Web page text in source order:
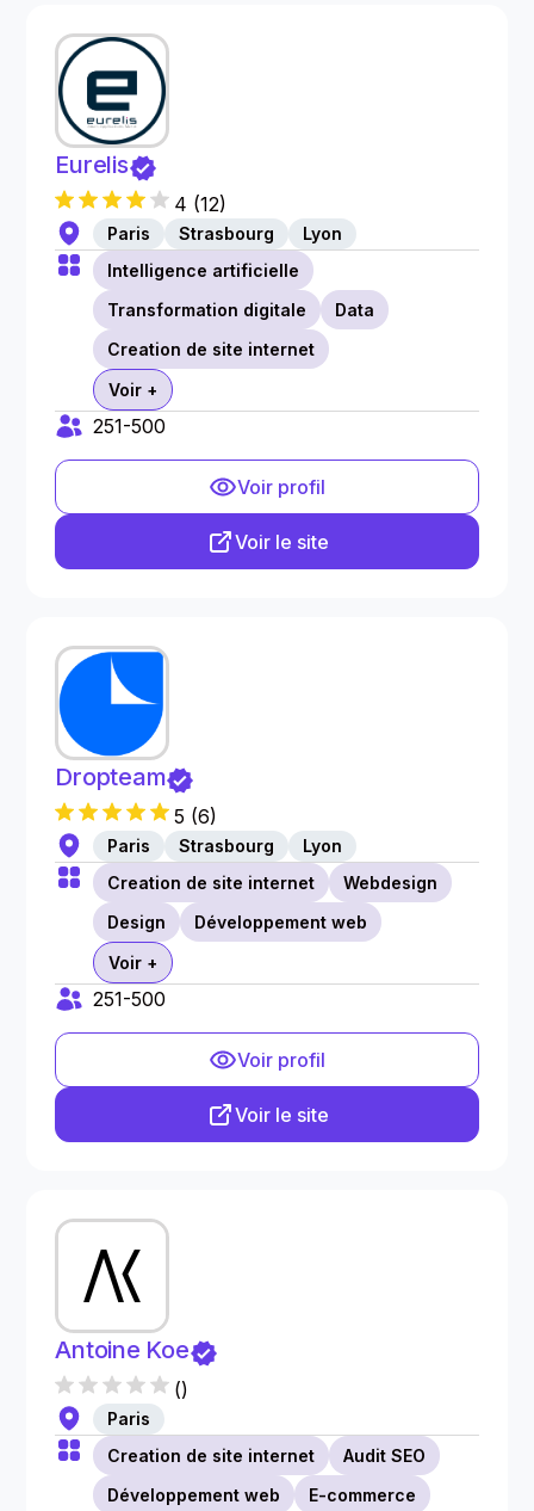
Eurelis
4 (12)
Paris Strasbourg
Lyon
Intelligence artificielle
Transformation digitale
Data
Creation de site internet
Voir +
251-500
Voir profil
Voir le site
Dropteam
5 (6)
Paris Strasbourg
Lyon
Creation de site internet
Webdesign
Design
Développement web
Voir +
251-500
Voir profil
Voir le site
Antoine Koe
()
Paris
Creation de site internet
Audit SEO
Développement web
E-commerce